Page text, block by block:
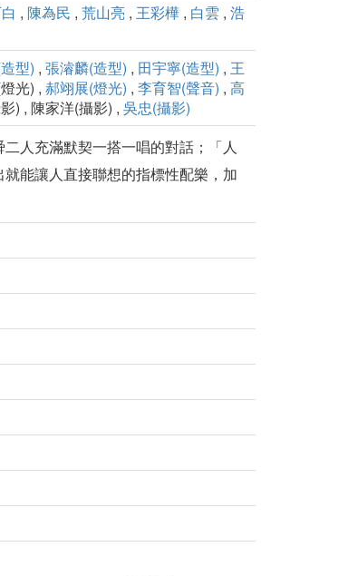
, 陳為民 , 荒山亮 , 王彩樺 , 白雲 , 浩
型) , 張濬麟(造型) , 田宇寧(造型) , 王
光) , 郝翊展(燈光) , 李育智(聲音) , 高
) , 陳家洋(攝影) , 吳忠(攝影)
人充滿默契一搭一唱的對話；「人
能讓人直接聯想的指標性配樂，加